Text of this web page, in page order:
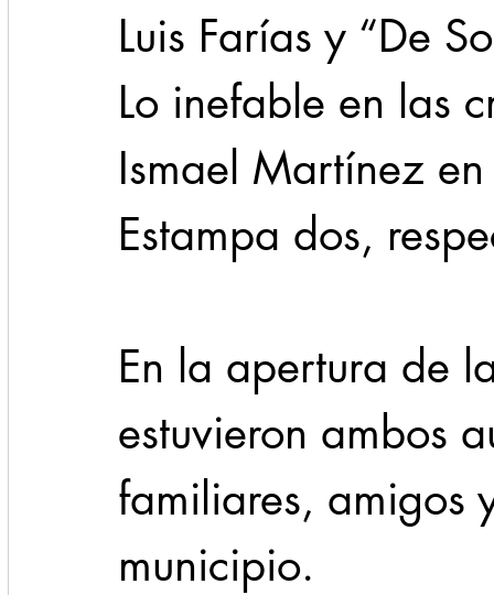
Luis Farías y “De
Lo inefable en las
Ismael Martínez
Estampa dos,
En la apertura de
estuvieron ambos
familiares, amigos
municipio.